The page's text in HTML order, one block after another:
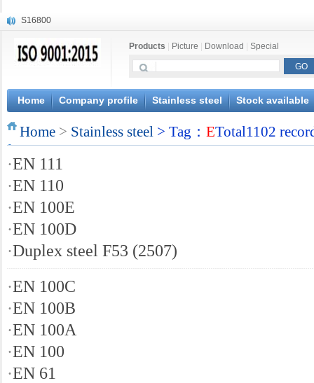
S16800
X20CrMoWV12-1
X6CrNiWNb16-16
1.4945
X3CrNiN18-11
NiCr20TiAl
S132
Products Picture Download Special
Home Company profile Stainless steel Stock available
Home > Stainless steel > Tag： ETotal1102
·EN 111
·EN 110
·EN 100E
·EN 100D
·Duplex steel F53 (2507)
·EN 100C
·EN 100B
·EN 100A
·EN 100
·EN 61